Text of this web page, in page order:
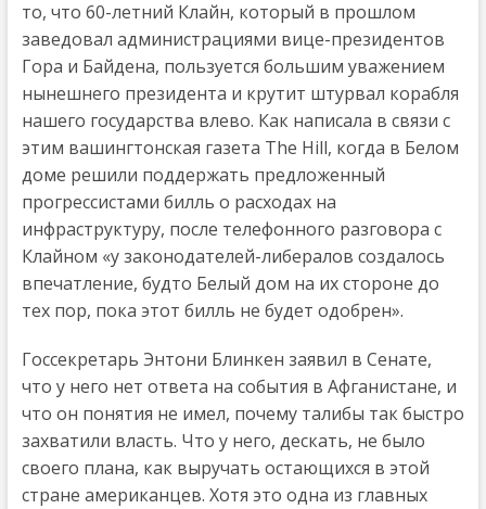
то, что 60-летний Клайн, который в прошлом
заведовал администрациями вице-президентов
Гора и Байдена, пользуется большим уважением
нынешнего президента и крутит штурвал корабля
нашего государства влево. Как написала в связи с
этим вашингтонская газета The Hill, когда в Белом
доме решили поддержать предложенный
прогрессистами билль о расходах на
инфраструктуру, после телефонного разговора с
Клайном «у законодателей-либералов создалось
впечатление, будто Белый дом на их стороне до
тех пор, пока этот билль не будет одобрен».
Госсекретарь Энтони Блинкен заявил в Сенате,
что у него нет ответа на события в Афганистане, и
что он понятия не имел, почему талибы так быстро
захватили власть. Что у него, дескать, не было
своего плана, как выручать остающихся в этой
стране американцев. Хотя это одна из главных